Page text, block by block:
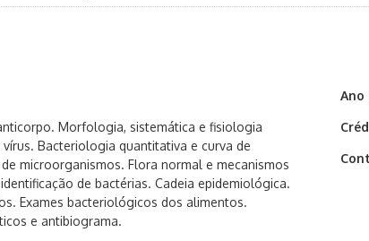
Morfologia, sistemática e fisiologia
Bacteriologia quantitativa e curva de
microorganismos. Flora normal e mecanismos
de bactérias. Cadeia epidemiológica.
Exames bacteriológicos dos alimentos.
e antibiograma.
Ano